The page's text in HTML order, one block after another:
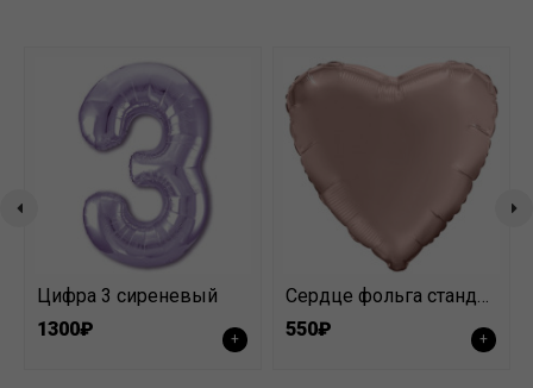
Цифра 3 сиреневый
1300₽
+
Сердце фольга стандарт розовое золото
550₽
+